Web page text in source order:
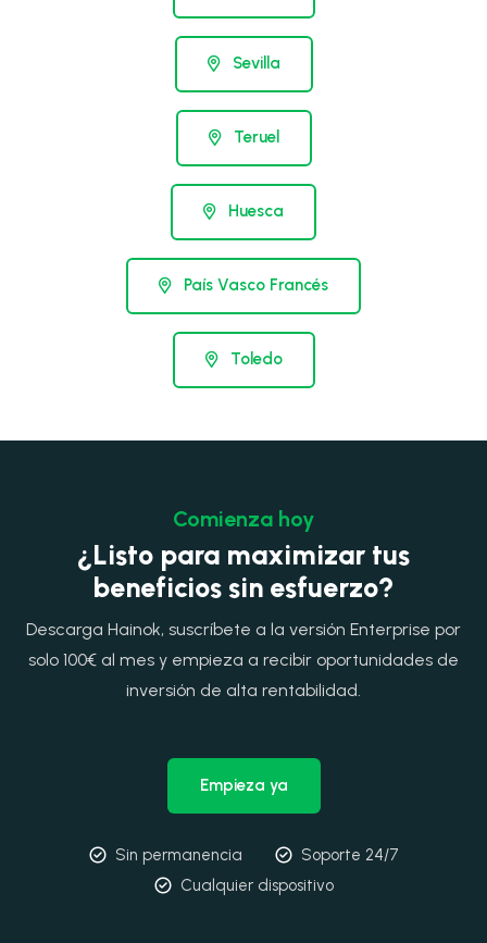
Sevilla
Teruel
Huesca
País Vasco Francés
Toledo
Comienza hoy
¿Listo para maximizar tus
beneficios sin esfuerzo?
Descarga Hainok, suscríbete a la versión Enterprise por
solo 100€ al mes y empieza a recibir oportunidades de
inversión de alta rentabilidad.
Empieza ya
Sin permanencia
Soporte 24/7
Cualquier dispositivo